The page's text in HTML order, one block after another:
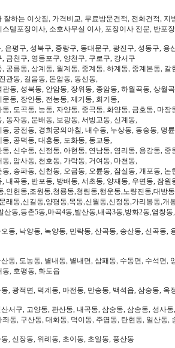
잘하는 이삿짐, 가격비교, 무료방문견적, 전화견적,
텔포장이사, 소호사무실 이사, 포장이사 전문, 반포
은평구, 성북구, 중랑구, 동대문구, 광진구, 성동구,
금천구, 영등포구, 양천구, 구로구, 강서구
공릉동, 상계동, 월계동, 중계동, 하계동, 중계본동,
관동, 길음동, 돈암동, 동선동,
동, 성북동, 안암동, 장위동, 종암동, 하월곡동, 상월
동, 장안동, 전농동, 제기동, 회기동,
, 도곡동, 능동, 자양동, 중곡동, 화양동, 금호동, 마
동자동, 문배동, 보광동, 서빙고동, 신계동,
, 궁전동, 경희궁의아침, 내수동, 누상동, 동숭동, 명
, 공덕동, 대흥동, 도화동, 동교동,
, 신수동, 신정동, 아현동, 연남동, 염리동, 용강동,
, 암사동, 천호동, 가락동, 거여동, 마천동,
, 송파동, 신천동, 오금동, 오륜동, 잠실동, 개포동,
내곡동, 반포동, 방배동, 서초동, 양재동, 우면동, 잠원
,인헌동,조원동,청룡동,청림동,행운동,노량진동,대방
래동,신길동,양평동,목동,신월동,신정동,가리봉동,개
산동,등촌5동,마곡4동,발산동,내곡3동,방화2동,염창동
동, 낙양동, 녹양동, 민락동, 산곡동, 송산동, 신곡동,
동, 도농동, 별내동, 별내면, 삼패동, 수동면, 수석면,
, 호평동, 화도읍
, 광적면, 덕계동, 마전동, 만송동, 백석읍, 삼숭동, 옥
서구, 고양동, 관산동, 내곡동, 삼숭동, 삼송동, 성사
동, 구산동, 대화동, 덕이동, 주엽동, 탄현동, 일산동,
, 신장동, 위례동, 초이동, 초일동, 풍산동